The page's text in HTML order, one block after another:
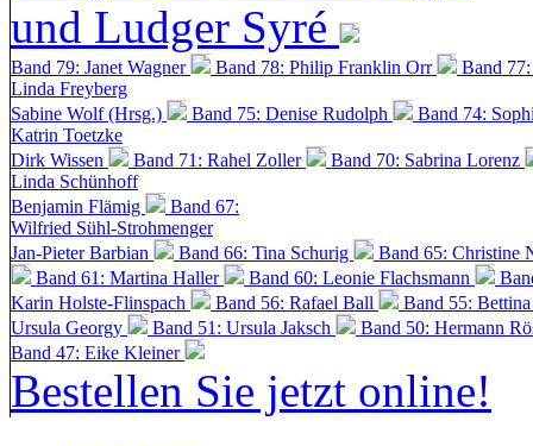
und Ludger Syré
Band 79: Janet Wagner Band 78: Philip Franklin Orr
Band
Linda Freyberg
Sabine Wolf (Hrsg.)
Band 75: Denise Rudolph
Band 74:
Katrin Toetzke
Dirk Wissen
Band 71: Rahel Zoller
Band 70: Sabrina Lorenz
Linda Schünhoff
Benjamin Flämig
Band 67:
Wilfried Sühl-Strohmenger
Jan-Pieter Barbian
Band 66: Tina Schurig
Band 65: Christine
Band 61: Martina Haller
Band 60: Leonie Flachsmann
Karin Holste-Flinspach
Band 56: Rafael Ball
Band 55:
Ursula Georgy
Band 51: Ursula Jaksch Band 50: Hermann
Band 47: Eike Kleiner
Bestellen Sie jetzt online!